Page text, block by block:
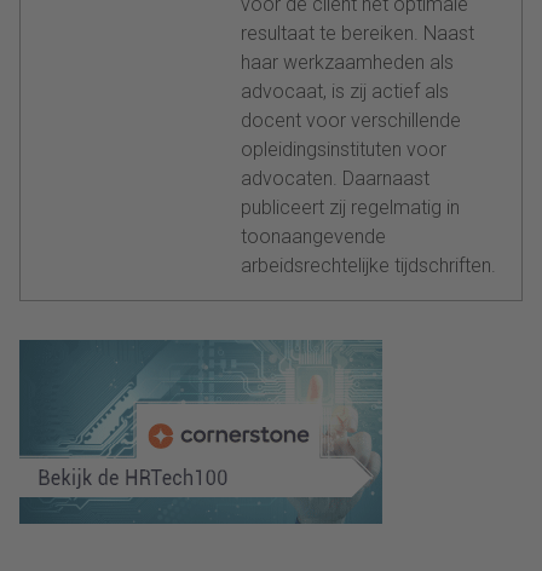
resultaat te bereiken. Naast
haar werkzaamheden als
advocaat, is zij actief als
docent voor verschillende
opleidingsinstituten voor
advocaten. Daarnaast
publiceert zij regelmatig in
toonaangevende
arbeidsrechtelijke tijdschriften.